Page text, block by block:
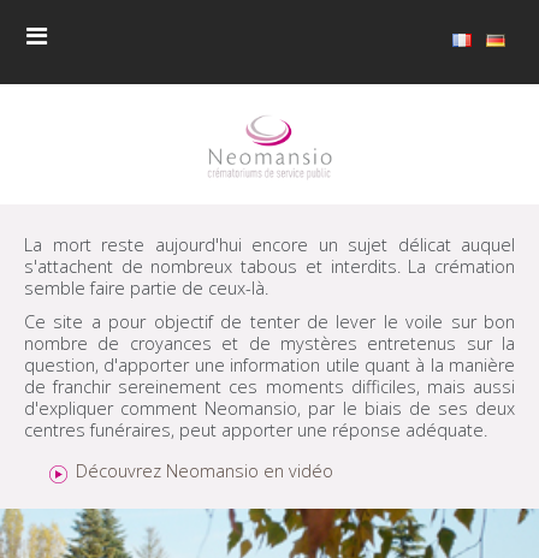
La mort reste aujourd'hui encore un sujet délicat auquel
s'attachent de nombreux tabous et interdits. La crémation
semble faire partie de ceux-là.
Ce site a pour objectif de tenter de lever le voile sur bon
nombre de croyances et de mystères entretenus sur la
question, d'apporter une information utile quant à la manière
de franchir sereinement ces moments difficiles, mais aussi
d'expliquer comment Neomansio, par le biais de ses deux
centres funéraires, peut apporter une réponse adéquate.
Découvrez Neomansio en vidéo